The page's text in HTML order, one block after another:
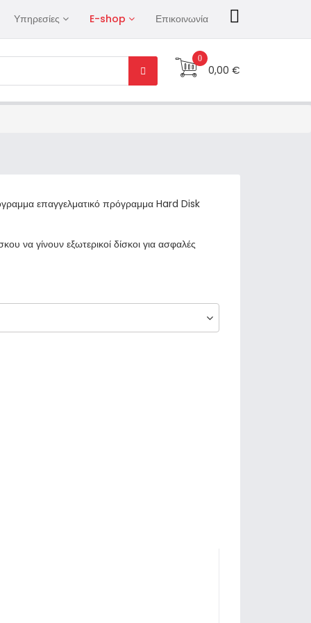
Υπηρεσίες E-shop Επικοινωνία
0
0,00 €
επαγγελματικό πρόγραμμα Hard Disk
να γίνουν εξωτερικοί δίσκοι για ασφαλές